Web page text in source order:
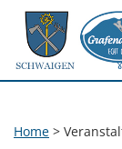
Home >